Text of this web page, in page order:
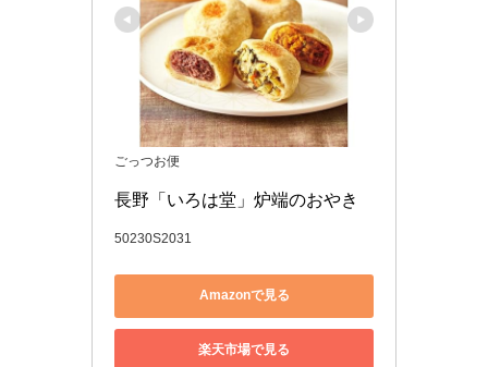
ごっつお便
長野「いろは堂」炉端のおやき
50230S2031
Amazonで見る
楽天市場で見る